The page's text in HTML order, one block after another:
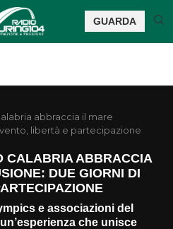
GUARDA
abbraccia il mare
libertà e partecipazione
CALABRIA ABBRACCIA
DUE GIORNI DI
e associazioni del
che unisce